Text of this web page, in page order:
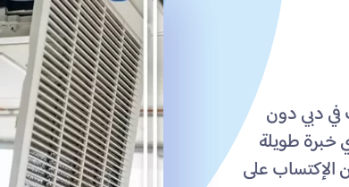
دبي دون
طويلة
الإكتساب على